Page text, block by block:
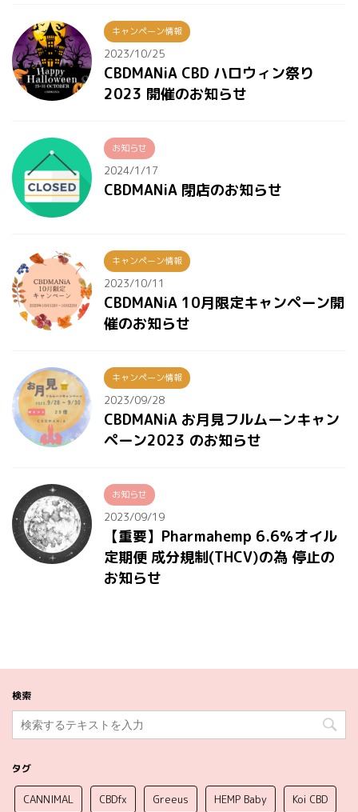
キャンペーン情報
2023/10/25
CBDMANiA CBD ハロウィン祭り
2023 開催のお知らせ
お知らせ
2024/1/17
CBDMANiA 閉店のお知らせ
キャンペーン情報
2023/10/11
CBDMANiA 10月限定キャンペーン開
催のお知らせ
キャンペーン情報
2023/09/28
CBDMANiA お月見フルムーンキャン
ペーン2023 のお知らせ
お知らせ
2023/09/19
【重要】Pharmahemp 6.6％オイル
定期便 成分規制(THCV)の為 停止の
お知らせ
検索
タグ
CANNIMAL CBDfx Greeus HEMP Baby Koi CBD